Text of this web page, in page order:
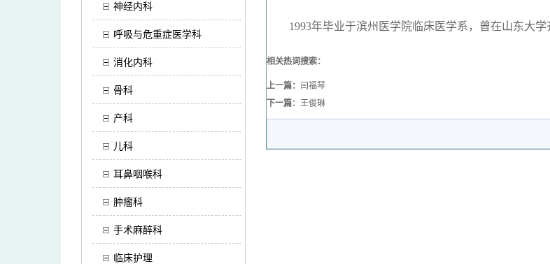
神经内科
呼吸与危重症医学科
消化内科
骨科
产科
儿科
耳鼻咽喉科
肿瘤科
手术麻醉科
临床护理
1993年毕业于滨州医学院临床医学系，曾在山东大学
相关热词搜索：
上一篇： 闫福琴
下一篇： 王俊琳